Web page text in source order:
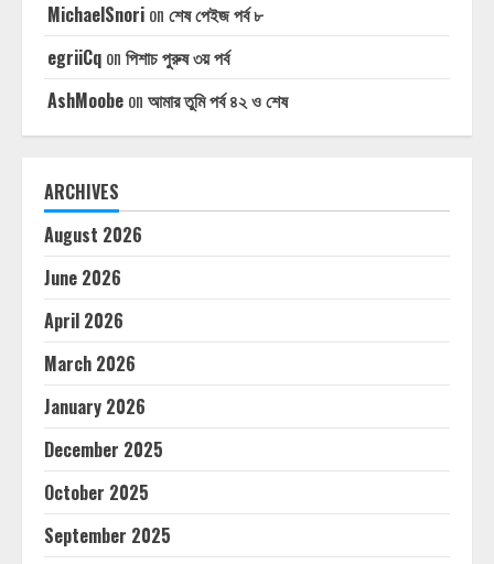
MichaelSnori on শেষ পেইজ পর্ব ৮
egriiCq on পিশাচ পুরুষ ৩য় পর্ব
AshMoobe on আমার তুমি পর্ব ৪২ ও শেষ
ARCHIVES
August 2026
June 2026
April 2026
March 2026
January 2026
December 2025
October 2025
September 2025